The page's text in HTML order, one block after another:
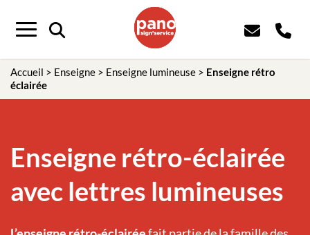
Menu
Accueil > Enseigne > Enseigne lumineuse > Enseigne rétro
éclairée
Enseigne rétro-éclairée
avec lettres lumineuses